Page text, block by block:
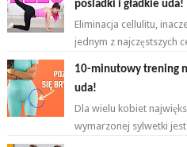
pośladki i gładkie uda!
Eliminacja cellulitu,
jednym z najczęstszych
10-minutowy trening
uda!
Dla wielu kobiet
wymarzonej sylwetki